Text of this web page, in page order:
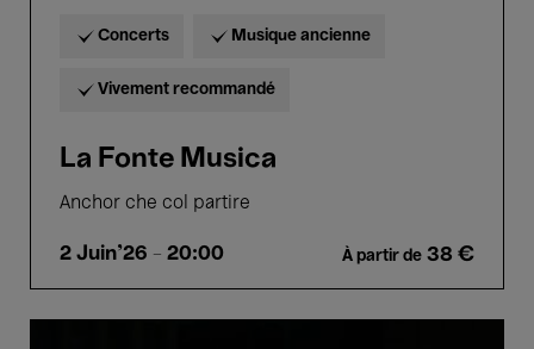
Concerts Musique ancienne
Vivement recommandé
La Fonte Musica
Anchor che col partire
2 Juin'26 - 20:00 À partir de 38 €